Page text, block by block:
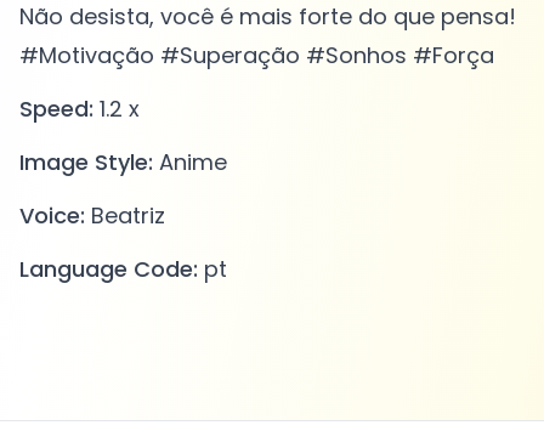
Não desista, você é mais forte do que pensa!
#Motivação #Superação #Sonhos #Força
Speed: 1.2 x
Image Style: Anime
Voice: Beatriz
Language Code: pt